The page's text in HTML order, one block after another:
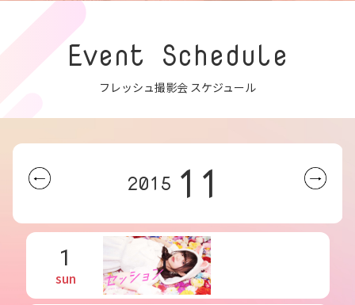
Event Schedule
フレッシュ撮影会 スケジュール
2015 11
1
sun